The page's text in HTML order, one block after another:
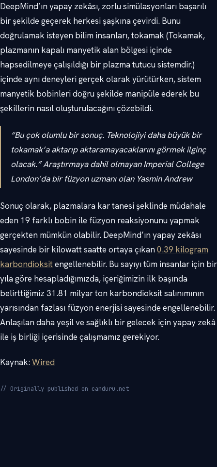
DeepMind’ın yapay zekâsı, zorlu simülasyonları başarılı
bir şekilde geçerek herkesi şaşkına çevirdi. Bunu
doğrulamak isteyen bilim insanları, tokamak (Tokamak,
plazmanın kapalı manyetik alan bölgesi içinde
hapsedilmeye çalışıldığı bir plazma tutucu sistemdir.)
içinde aynı deneyleri gerçek olarak yürütürken, sistem
manyetik bobinleri doğru şekilde manipüle ederek bu
şekillerin nasıl oluşturulacağını çözebildi.
“Bu çok olumlu bir sonuç. Teknolojiyi daha büyük bir
tokamak’a aktarıp aktaramayacaklarını görmek ilginç
olacak.” Araştırmaya dahil olmayan Imperial College
London’da bir füzyon uzmanı olan Yasmin Andrew
Sonuç olarak, plazmalara kar tanesi şeklinde müdahale
eden 19 farklı bobin ile füzyon reaksiyonunu yapmak
gerçekten mümkün olabilir. DeepMind’ın yapay zekâsı
sayesinde bir kilowatt saatte ortaya çıkan0.39 kilogram
karbondioksitengellenebilir. Bu sayıyı tüm insanlar için bir
yıla göre hesapladığımızda, içeriğimizin ilk başında
belirttiğimiz 31.81 milyar ton karbondioksit salınımının
yarısından fazlası füzyon enerjisi sayesinde engellenebilir.
Anlaşılan daha yeşil ve sağlıklı bir gelecek için yapay zekâ
ile iş birliği içerisinde çalışmamız gerekiyor.
Kaynak:Wired
// Originally published on canduru.net